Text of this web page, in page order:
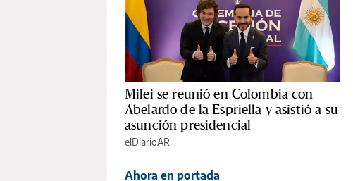
Milei se reunió en Colombia con
Abelardo de la Espriella y asistió a su
asunción presidencial
elDiarioAR
Ahora en portada